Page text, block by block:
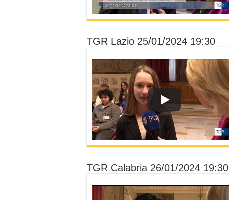
TGR Lazio 25/01/2024 19:30
TGR Calabria 26/01/2024 19:30